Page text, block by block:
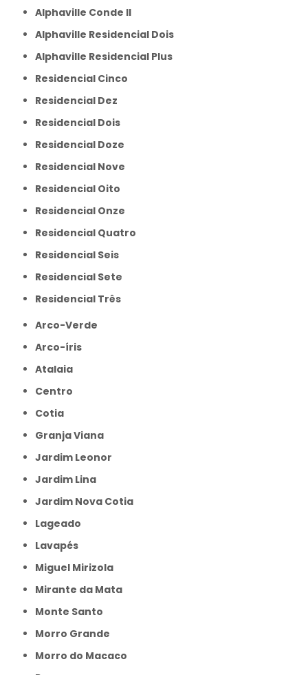
Alphaville Conde II
Alphaville Residencial Dois
Alphaville Residencial Plus
Residencial Cinco
Residencial Dez
Residencial Dois
Residencial Doze
Residencial Nove
Residencial Oito
Residencial Onze
Residencial Quatro
Residencial Seis
Residencial Sete
Residencial Três
Arco-Verde
Arco-íris
Atalaia
Centro
Cotia
Granja Viana
Jardim Leonor
Jardim Lina
Jardim Nova Cotia
Lageado
Lavapés
Miguel Mirizola
Mirante da Mata
Monte Santo
Morro Grande
Morro do Macaco